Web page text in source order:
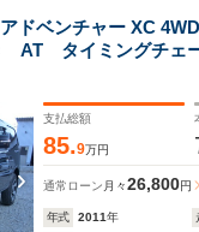
ドベンチャー XC
AT タイミングチェ
Sヒーター ダブルエ
アルエアコン ター
ック ABS
支払総額
85.9万円
通常ローン 月々26,800円
年式 2011年